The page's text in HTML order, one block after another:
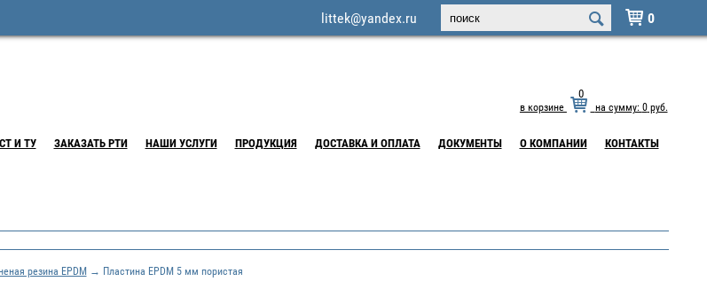
 0
littek@yandex.ru
в корзине
0
на сумму: 0руб.
И ТУ ЗАКАЗАТЬ РТИ НАШИ УСЛУГИ ПРОДУКЦИЯ ДОСТАВКА И ОПЛАТА ДОКУМЕНТЫ О КОМПАНИИ КОНТАКТЫ
резина EPDM→ Пластина EPDM 5 мм пористая